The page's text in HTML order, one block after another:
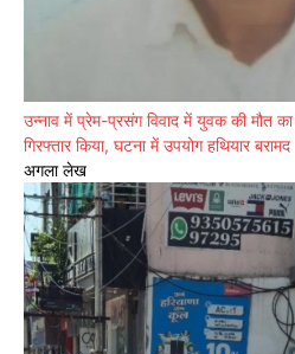
उन्नाव में प्रेम-प्रसंग विवाद में युवक की मौत
गिरफ्तार किया, घटना में उपयोग हथियार बरामद
अगला लेख